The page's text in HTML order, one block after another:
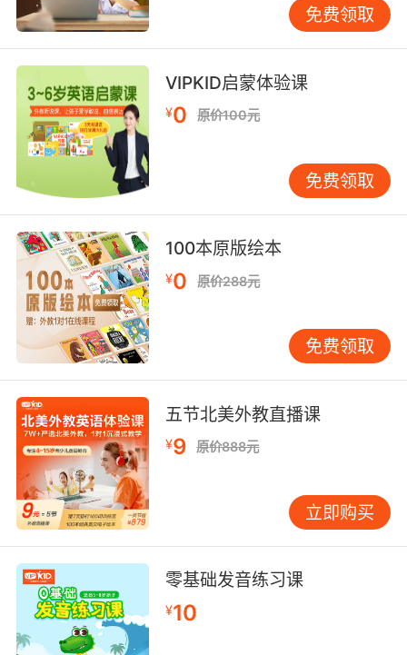
免费领取
VIPKID启蒙体验课
¥0 原价100元
免费领取
100本原版绘本
¥0 原价288元
免费领取
五节北美外教直播课
¥9 原价888元
立即购买
零基础发音练习课
¥10